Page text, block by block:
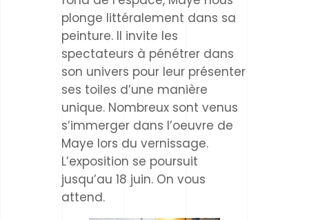
plonge littéralement dans sa
peinture. Il invite les
spectateurs à pénétrer dans
son univers pour leur présenter
ses toiles d’une manière
unique. Nombreux sont venus
s’immerger dans l’oeuvre de
Maye lors du vernissage.
L’exposition se poursuit
jusqu’au 18 juin. On vous
attend.